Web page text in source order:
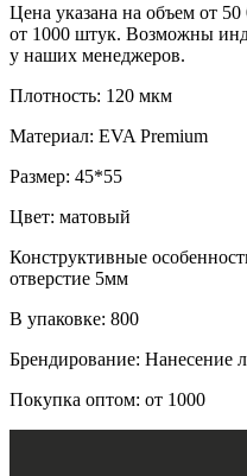
Цена указана на объем от
от 1000 штук. Возможны
у наших менеджеров.
Плотность: 120 мкм
Материал: EVA Premium
Размер: 45*55
Цвет: матовый
Конструктивные
отверстие 5мм
В упаковке: 800
Брендирование: Нанесение
Покупка оптом: от 1000